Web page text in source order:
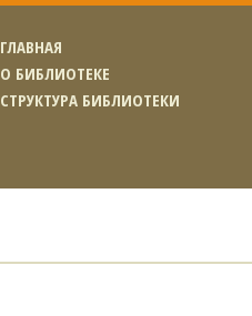
ГЛАВНАЯ
О БИБЛИОТЕКЕ
СТРУКТУРА БИБЛИОТЕКИ